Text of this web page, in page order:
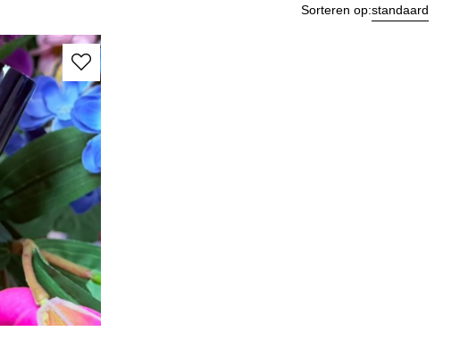
Sorteren op:standaard